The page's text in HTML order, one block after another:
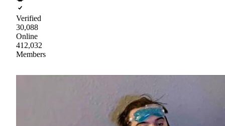
Verified
30,088
Online
412,032
Members